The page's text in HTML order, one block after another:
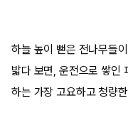
하늘 높이 뻗은 전나무들
밟다 보면, 운전으로 쌓인
하는 가장 고요하고 청량